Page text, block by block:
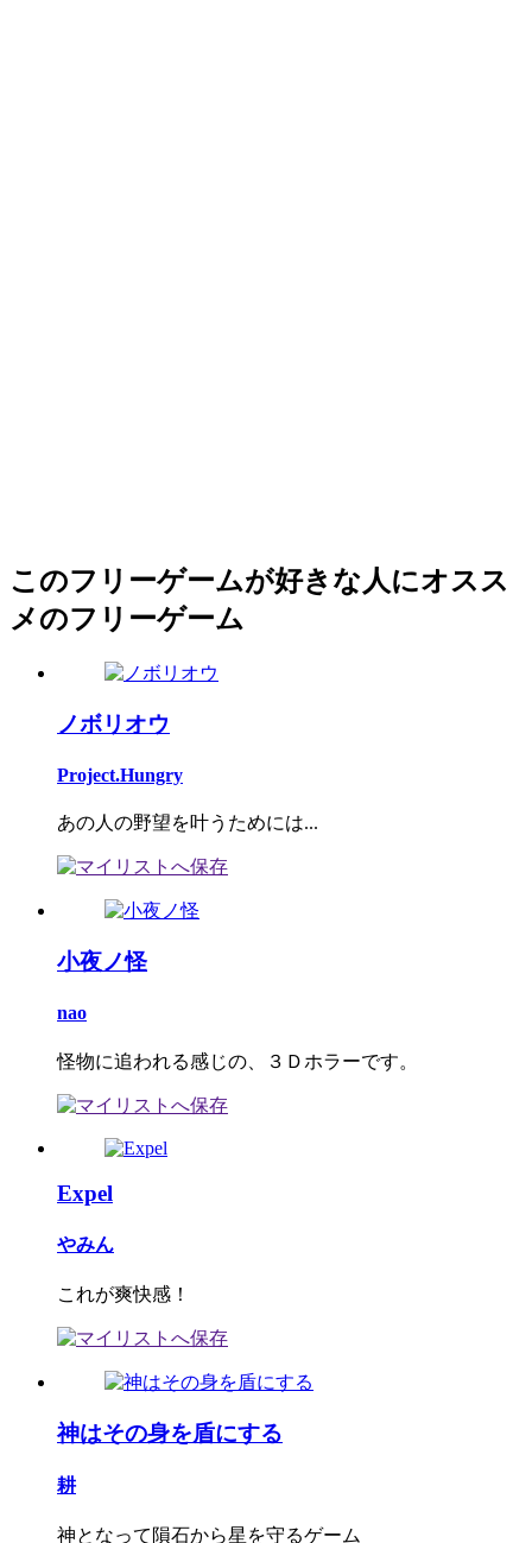
このフリーゲームが好きな人にオスス
メのフリーゲーム
ノボリオウ
Project.Hungry
あの人の野望を叶うためには...
小夜ノ怪
nao
怪物に追われる感じの、３Ｄホラーです。
Expel
やみん
これが爽快感！
神はその身を盾にする
耕
神となって隕石から星を守るゲーム